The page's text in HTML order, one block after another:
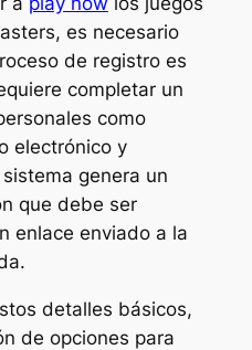
es necesario
de registro es
completar un
como
electrónico y
genera un
que debe ser
enlace enviado a la
detalles básicos,
de opciones para